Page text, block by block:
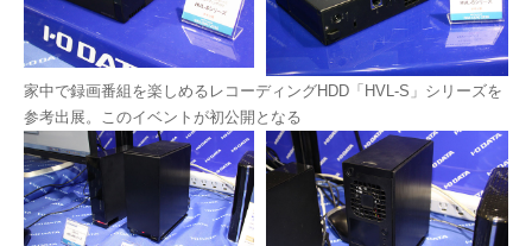
家中で録画番組を楽しめるレコーディングHDD「HVL-S」シリーズを
参考出展。このイベントが初公開となる